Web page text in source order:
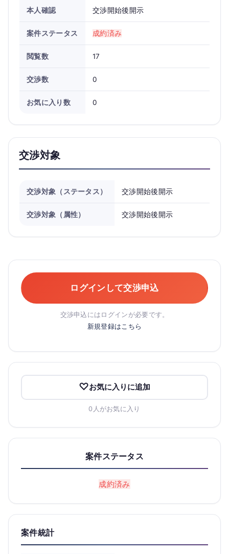
本人確認 交渉開始後開示
案件ステータス 成約済み
閲覧数 17
交渉数 0
お気に入り数 0
交渉対象
交渉対象（ステータス） 交渉開始後開示
交渉対象（属性） 交渉開始後開示
ログインして交渉申込
交渉申込にはログインが必要です。
新規登録はこちら
お気に入りに追加
0人がお気に入り
案件ステータス
成約済み
案件統計